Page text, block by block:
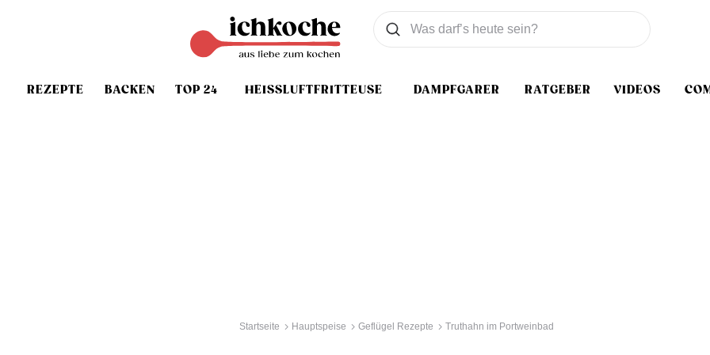
REZEPTE BACKEN TOP 24 HEISSLUFTFRITTEUSE DAMPFGARER RATGEBER VIDEOS
Was wollen Sie suchen
Suchen
Startseite Hauptspeise Geflügel Rezepte Truthahn im Portweinbad